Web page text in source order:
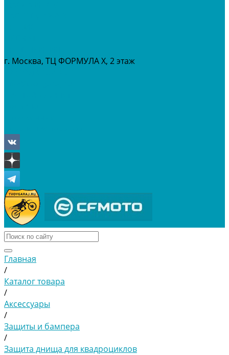
г. Москва, ТЦ ФОРМУЛА Х, 2 этаж
Главная
/
Каталог товара
/
Аксессуары
/
Защиты и бампера
/
Защита днища для квадроциклов